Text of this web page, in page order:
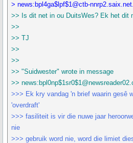
> news:bpl4ga$lpf$1@ctb-
>> Is dit net in ou DuitsWes? Ek het dit
>>
>> TJ
>>
>>
>> "Suidwester" wrote in message
>>
>>> Ek kry vandag 'n brief waarin gesê
'overdraft'
>>> fasiliteit is vir die nuwe jaar
nie
>>> gebruik word nie, word die limiet